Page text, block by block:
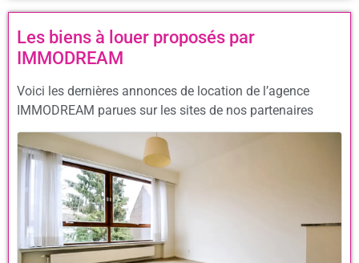
Les biens à louer proposés par
IMMODREAM
Voici les dernières annonces de location de l’agence
IMMODREAM parues sur les sites de nos partenaires